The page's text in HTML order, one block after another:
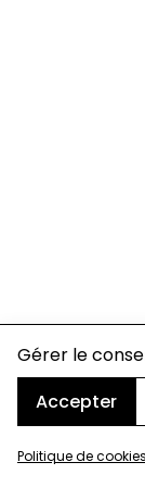
Gérer le
Accepter
Politique de cookies